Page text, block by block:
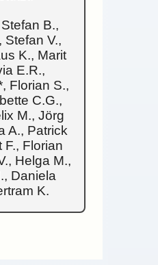
B.,
Stefan V.,
K., Marit
E.R.,
Florian S.,
C.G.,
M., Jörg
A., Patrick
F., Florian
Helga M.,
Daniela
K.